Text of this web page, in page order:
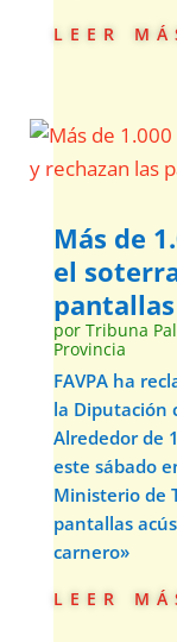
leer
Más de
el
por Tribuna
Provincia
FAVPA ha
la Diputación
Alrededor de
este sábado
Ministerio de
pantallas
carnero»
leer